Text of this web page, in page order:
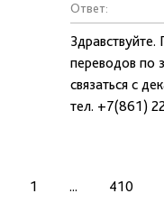
Ответ:
переводов по
связаться с
тел. +7(861)
1 ... 410